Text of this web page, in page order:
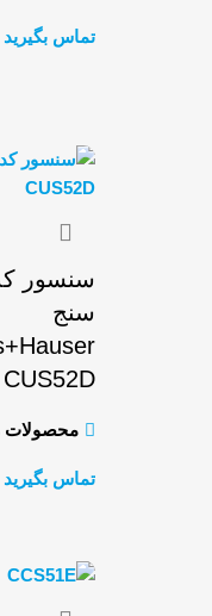
تماس بگیرید
سنسور
سنج
CUS52D
محصولات
تماس بگیرید